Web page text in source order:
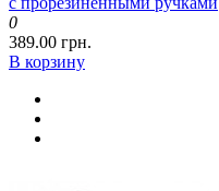
0
389.00 грн.
В корзину